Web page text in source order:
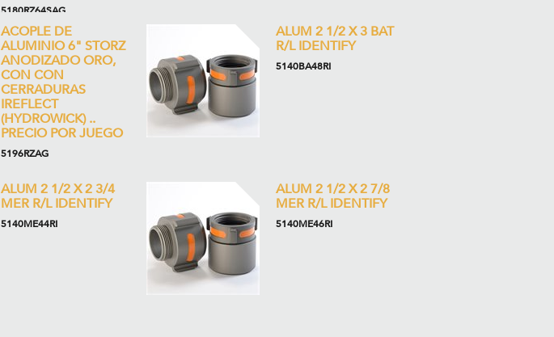
5180RZ64SAG
ACOPLE DE
ALUMINIO 6" STORZ
ANODIZADO ORO,
CON CON
CERRADURAS
IREFLECT
(HYDROWICK) ..
PRECIO POR JUEGO
5196RZAG
ALUM 2 1/2 X 3 BAT
R/L IDENTIFY
5140BA48RI
ALUM 2 1/2 X 2 3/4
MER R/L IDENTIFY
5140ME44RI
ALUM 2 1/2 X 2 7/8
MER R/L IDENTIFY
5140ME46RI